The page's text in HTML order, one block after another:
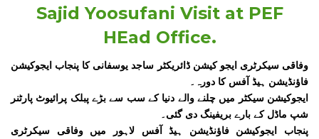
Sajid Yoosufani Visit at PEF
HEad Office.
وفاقی سیکرٹری ایجو کیشن ڈائریکٹر ساجد یوسفانی کا پنجاب ایجوکیشن
فاؤنڈیشن ہیڈ آفس کا دورہ۔
ایجوکیشن سیکٹر میں چلنے والے دنیا کے سب سے بڑے پبلک پرائیوٹ پارٹنر
شپ ماڈل کے بارے بریفینگ دی گئی۔
پنجاب ایجوکیشن فاؤنڈیشن ہیڈ آفس لاہور میں وفاقی سیکرٹری